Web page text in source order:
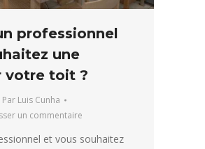
professionnel
une
votre toit ?
Par Luis Cunha
un commentaire
et vous souhaitez